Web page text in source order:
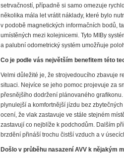
setrvačností, případně si samo omezuje
několika mála let vrátit náklady, které bylo
v podobě magnetických informačních bodů,
umístěných mezi kolejnicemi. Tyto MIBy
a palubní odometrický systém umožňuje
Co je podle vás největším benefitem této
Velmi důležité je, že strojvedoucího zbavuje
situaci. Nejvíce se jeho pomoc projevuje za
přesnějšího dodržení plánovaného
plynulejší a komfortnější jízdu bez
ocení, že vlak zastavuje ve stále stejném
zastavují co nejblíže k podchodům. Dalším
brzdění přináší trochu čistší vzduch a v
Došlo v průběhu nasazení AVV k nějakým